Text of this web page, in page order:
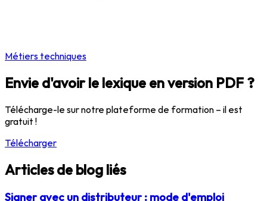
Métiers techniques
Envie d'avoir le lexique en version PDF ?
Télécharge-le sur notre plateforme de formation – il est
gratuit !
Télécharger
Articles de blog liés
Signer avec un distributeur : mode d'emploi